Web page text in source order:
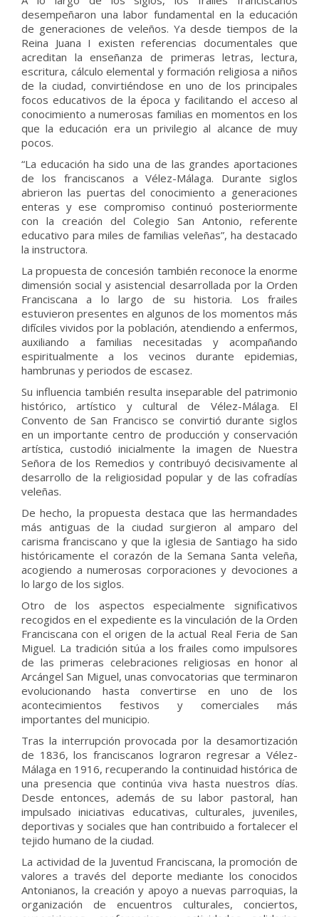
desempeñaron una labor fundamental en la educación
de generaciones de veleños. Ya desde tiempos de la
Reina Juana I existen referencias documentales que
acreditan la enseñanza de primeras letras, lectura,
escritura, cálculo elemental y formación religiosa a niños
de la ciudad, convirtiéndose en uno de los principales
focos educativos de la época y facilitando el acceso al
conocimiento a numerosas familias en momentos en los
que la educación era un privilegio al alcance de muy
pocos.
“La educación ha sido una de las grandes aportaciones
de los franciscanos a Vélez-Málaga. Durante siglos
abrieron las puertas del conocimiento a generaciones
enteras y ese compromiso continuó posteriormente
con la creación del Colegio San Antonio, referente
educativo para miles de familias veleñas”, ha destacado
la instructora.
La propuesta de concesión también reconoce la enorme
dimensión social y asistencial desarrollada por la Orden
Franciscana a lo largo de su historia. Los frailes
estuvieron presentes en algunos de los momentos más
difíciles vividos por la población, atendiendo a enfermos,
auxiliando a familias necesitadas y acompañando
espiritualmente a los vecinos durante epidemias,
hambrunas y periodos de escasez.
Su influencia también resulta inseparable del patrimonio
histórico, artístico y cultural de Vélez-Málaga. El
Convento de San Francisco se convirtió durante siglos
en un importante centro de producción y conservación
artística, custodió inicialmente la imagen de Nuestra
Señora de los Remedios y contribuyó decisivamente al
desarrollo de la religiosidad popular y de las cofradías
veleñas.
De hecho, la propuesta destaca que las hermandades
más antiguas de la ciudad surgieron al amparo del
carisma franciscano y que la iglesia de Santiago ha sido
históricamente el corazón de la Semana Santa veleña,
acogiendo a numerosas corporaciones y devociones a
lo largo de los siglos.
Otro de los aspectos especialmente significativos
recogidos en el expediente es la vinculación de la Orden
Franciscana con el origen de la actual Real Feria de San
Miguel. La tradición sitúa a los frailes como impulsores
de las primeras celebraciones religiosas en honor al
Arcángel San Miguel, unas convocatorias que terminaron
evolucionando hasta convertirse en uno de los
acontecimientos festivos y comerciales más
importantes del municipio.
Tras la interrupción provocada por la desamortización
de 1836, los franciscanos lograron regresar a Vélez-
Málaga en 1916, recuperando la continuidad histórica de
una presencia que continúa viva hasta nuestros días.
Desde entonces, además de su labor pastoral, han
impulsado iniciativas educativas, culturales, juveniles,
deportivas y sociales que han contribuido a fortalecer el
tejido humano de la ciudad.
La actividad de la Juventud Franciscana, la promoción de
valores a través del deporte mediante los conocidos
Antonianos, la creación y apoyo a nuevas parroquias, la
organización de encuentros culturales, conciertos,